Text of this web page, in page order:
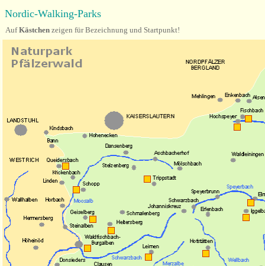
Nordic-Walking-Parks
AufKästchen zeigen für Bezeichnung und Startpunkt!